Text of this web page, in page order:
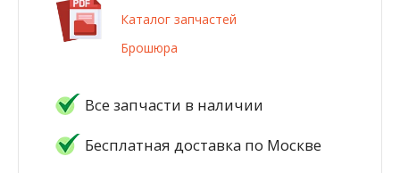
Каталог запчастей
Брошюра
Все запчасти в наличии
Бесплатная доставка по Москве